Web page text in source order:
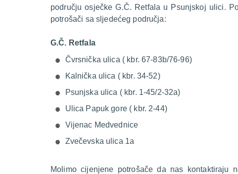
području osječke G.Č. Retfala u Psunjskoj ulici.
potrošači sa sljedećeg područja:
G.Č. Retfala
Čvrsnička ulica ( kbr. 67-83b/76-96)
Kalnička ulica ( kbr. 34-52)
Psunjska ulica ( kbr. 1-45/2-32a)
Ulica Papuk gore ( kbr. 2-44)
Vijenac Medvednice
Zvečevska ulica 1a
Molimo cijenjene potrošače da nas